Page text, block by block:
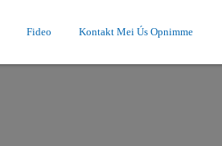
Fideo Kontakt Mei Ús Opnimme